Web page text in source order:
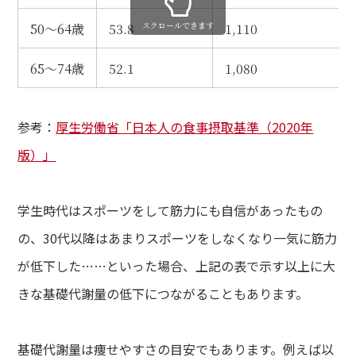
50〜64歳 53.8 1,110
65〜74歳 52.1 1,080
スクロールできます
参考： 厚生労働省「日本人の食事摂取基準（2020年
版）」
学生時代はスポーツをして筋力にも自信があったもの
の、30代以降はあまりスポーツをしなくなり一気に筋力
が低下した……といった場合、上記の表で示す以上に大
きな基礎代謝量の低下につながることもあります。
基礎代謝量は痩せやすさの目安でもあります。例えば以